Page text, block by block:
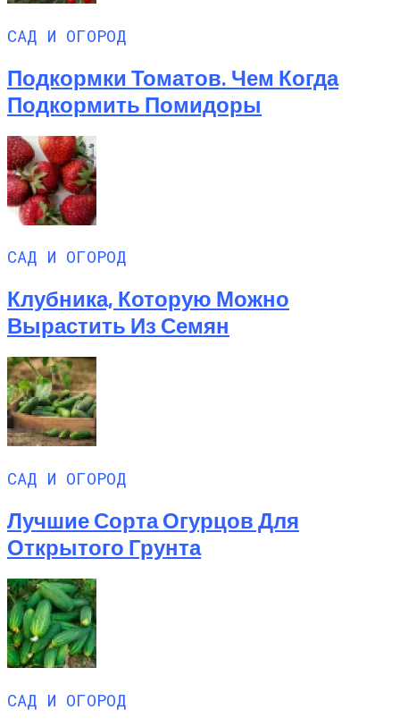
САД И ОГОРОД
Подкормки Томатов. Чем Когда
Подкормить Помидоры
САД И ОГОРОД
Клубника, Которую Можно
Вырастить Из Семян
САД И ОГОРОД
Лучшие Сорта Огурцов Для
Открытого Грунта
САД И ОГОРОД